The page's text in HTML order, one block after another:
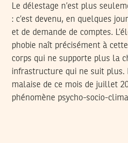
Le délestage n’est plus
: c’est devenu, en quelques
et de demande de comptes.
phobie naît précisément à
corps qui ne supporte plus la
infrastructure qui ne suit plus.
malaise de ce mois de juillet
phénomène psycho-socio-